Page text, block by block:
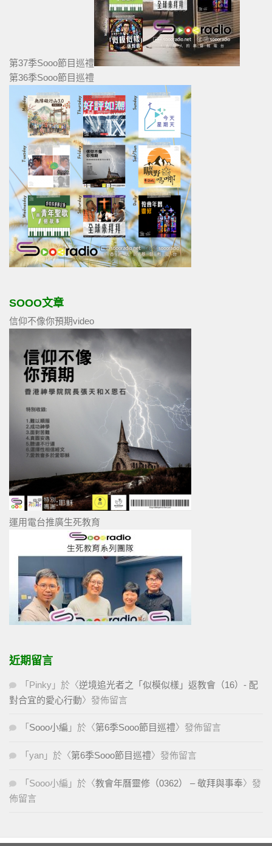
第37季Sooo節目巡禮
第36季Sooo節目巡禮
SOOO文章
信仰不像你預期video
運用電台推廣生死教育
近期留言
「 Pinky 」於〈逆境追光者之「似模似樣」返教會（16）- 配
對合宜的愛心行動〉發佈留言
「 Sooo小編 」於〈第6季Sooo節目巡禮〉發佈留言
「 yan 」於〈第6季Sooo節目巡禮〉發佈留言
「 Sooo小編 」於〈教會年曆靈修（0362） – 敬拜與事奉〉發
佈留言